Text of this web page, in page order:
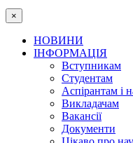
×
НОВИНИ
ІНФОРМАЦІЯ
Вступникам
Студентам
Аспірантам і
Викладачам
Вакансії
Документи